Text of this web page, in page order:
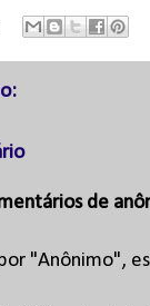
de
"Anônimo",